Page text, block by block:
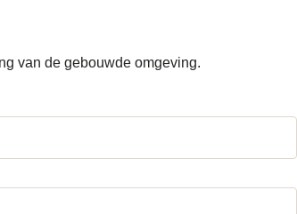
van de gebouwde omgeving.